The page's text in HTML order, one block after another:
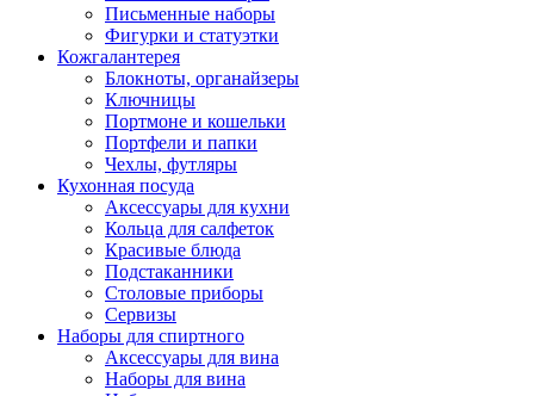
Письменные наборы
Фигурки и статуэтки
Кожгалантерея
Блокноты, органайзеры
Ключницы
Портмоне и кошельки
Портфели и папки
Чехлы, футляры
Кухонная посуда
Аксессуары для кухни
Кольца для салфеток
Красивые блюда
Подстаканники
Столовые приборы
Cервизы
Наборы для спиртного
Аксессуары для вина
Наборы для вина